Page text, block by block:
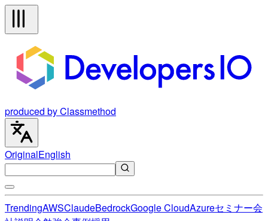
produced by Classmethod
OriginalEnglish
TrendingAWSClaudeBedrockGoogle CloudAzureセミナー会